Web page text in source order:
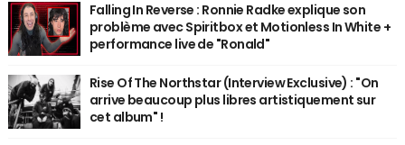
Falling In Reverse : Ronnie Radke explique son
problème avec Spiritbox et Motionless In White +
performance live de "Ronald"
Rise Of The Northstar (Interview Exclusive) : "On
arrive beaucoup plus libres artistiquement sur
cet album" !